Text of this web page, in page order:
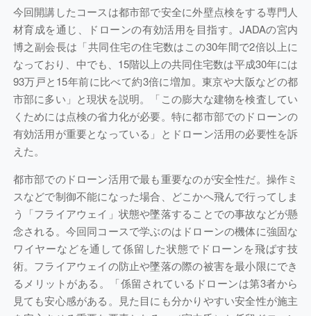
今回開講したコースは都市部で安全に外壁点検をする専門人
材育成を通じ、ドローンの有効活用を目指す。JADAの宮内
博之副会長は「共同住宅の住宅数はこの30年間で2倍以上に
なっており、中でも、15階以上の共同住宅数は平成30年には
93万戸と15年前に比べて約3倍に増加。東京や大阪などの都
市部に多い」と現状を説明。「この膨大な建物を検査してい
くためには点検の省力化が必要。特に都市部でのドローンの
有効活用が重要となっている」とドローン活用の必要性を訴
えた。
都市部でのドローン活用で最も重要なのが安全性だ。操作ミ
スなどで制御不能になった場合、どこかへ飛んで行ってしま
う「フライアウェイ」状態や墜落することでの事故などが懸
念される。今回同コースで学ぶのはドローンの機体に強固な
ワイヤーなどを通して係留した状態でドローンを飛ばす技
術。フライアウェイの防止や墜落の際の被害を最小限にでき
るメリットがある。「係留されているドローンは第3者から
見ても安心感がある。見た目にも分かりやすい安全性が施主